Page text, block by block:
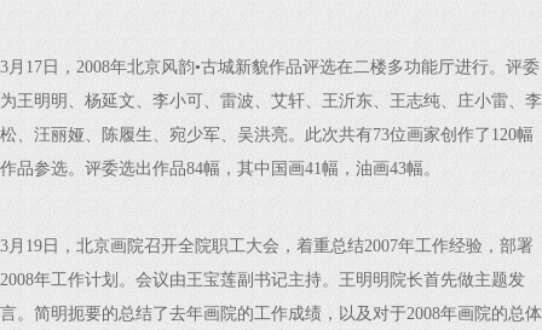
3月17日，2008年北京风韵•古城新貌作品评选在二楼多功能厅进行。评委
为王明明、杨延文、李小可、雷波、艾轩、王沂东、王志纯、庄小雷、李
松、汪丽娅、陈履生、宛少军、吴洪亮。此次共有73位画家创作了120幅
作品参选。评委选出作品84幅，其中国画41幅，油画43幅。
3月19日，北京画院召开全院职工大会，着重总结2007年工作经验，部署
2008年工作计划。会议由王宝莲副书记主持。王明明院长首先做主题发
言。简明扼要的总结了去年画院的工作成绩，以及对于2008年画院的总体